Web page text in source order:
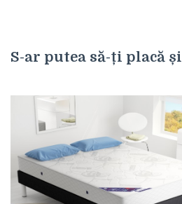
S-ar putea să-ți placă